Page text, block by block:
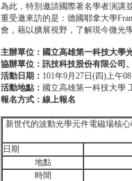
為此，特別邀請國際著名學者演講
重受邀來訪的是：德國耶拿大學
會，藉以擴展視野，了解現今微光
主辦單位： 國立高雄第一科技大學
協辦單位：訊技科技股份有限公司
活動日期： 101年9月27日(四)上午
活動地點： 國立高雄第一科技大學
報名方式： 線上報名
新世代的波動光學元件電磁場核心
日期
地點
時間